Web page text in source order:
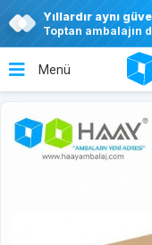
Yıllardır aynı
Toptan ambalajın